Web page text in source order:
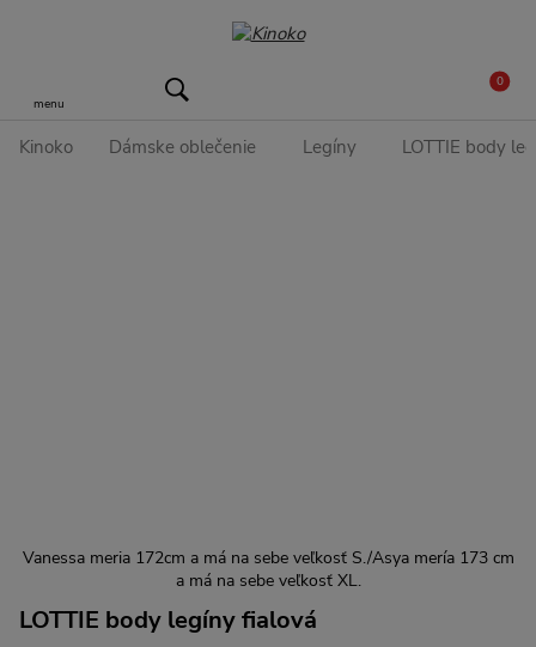
menu
0
Kinoko Dámske oblečenie Legíny LOTTIE body
Vanessa meria 172cm a má na sebe veľkosť S./Asya mería 173 cm
a má na sebe veľkosť XL.
LOTTIE body legíny fialová